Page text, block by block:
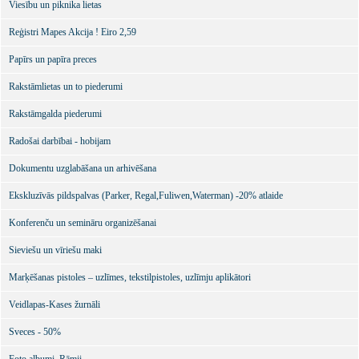
Viesību un piknika lietas
Reģistri Mapes Akcija ! Eiro 2,59
Papīrs un papīra preces
Rakstāmlietas un to piederumi
Rakstāmgalda piederumi
Radošai darbībai - hobijam
Dokumentu uzglabāšana un arhivēšana
Ekskluzīvās pildspalvas (Parker, Regal,Fuliwen,Waterman) -20% atlaide
Konferenču un semināru organizēšanai
Sieviešu un vīriešu maki
Marķēšanas pistoles – uzlīmes, tekstilpistoles, uzlīmju aplikātori
Veidlapas-Kases žurnāli
Sveces - 50%